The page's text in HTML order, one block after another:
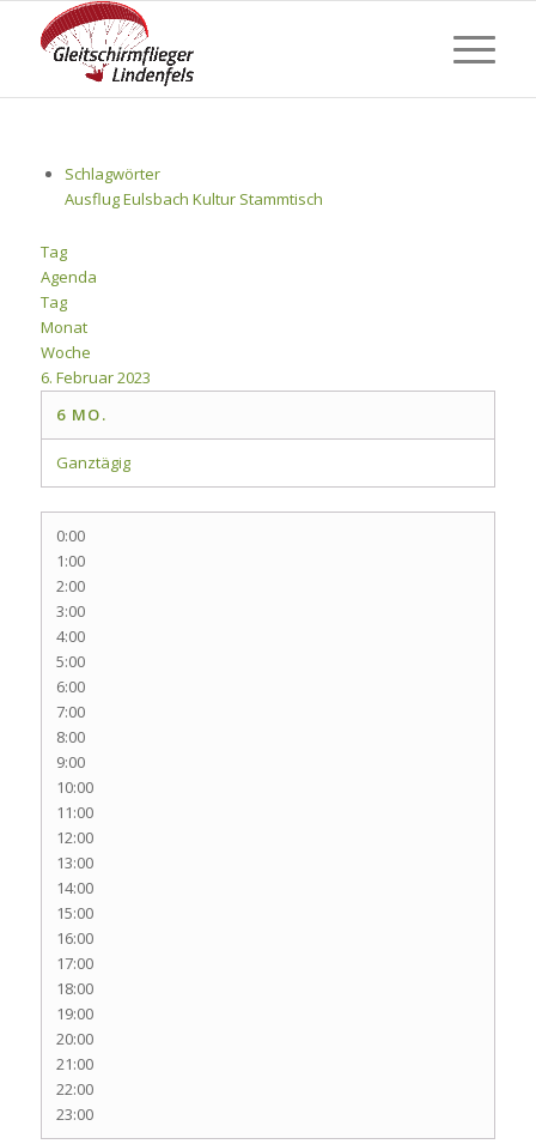
Schlagwörter
AusflugEulsbach Kultur Stammtisch
Tag
Agenda
Tag
Monat
Woche
6. Februar 2023
6 MO.
Ganztägig
0:00
1:00
2:00
3:00
4:00
5:00
6:00
7:00
8:00
9:00
10:00
11:00
12:00
13:00
14:00
15:00
16:00
17:00
18:00
19:00
20:00
21:00
22:00
23:00